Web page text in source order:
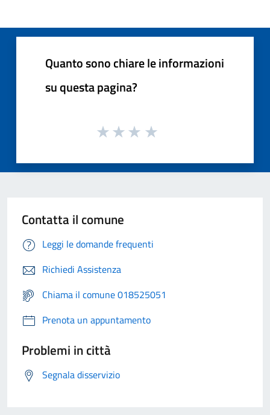
Quanto sono chiare le informazioni
su questa pagina?
Contatta il comune
Leggi le domande frequenti
Richiedi Assistenza
Chiama il comune 018525051
Prenota un appuntamento
Problemi in città
Segnala disservizio